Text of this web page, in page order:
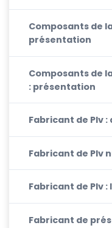
Composants de
présentation
Composants de
: présentation
Fabricant de Plv
Fabricant de Plv
Fabricant de Plv
Fabricant de